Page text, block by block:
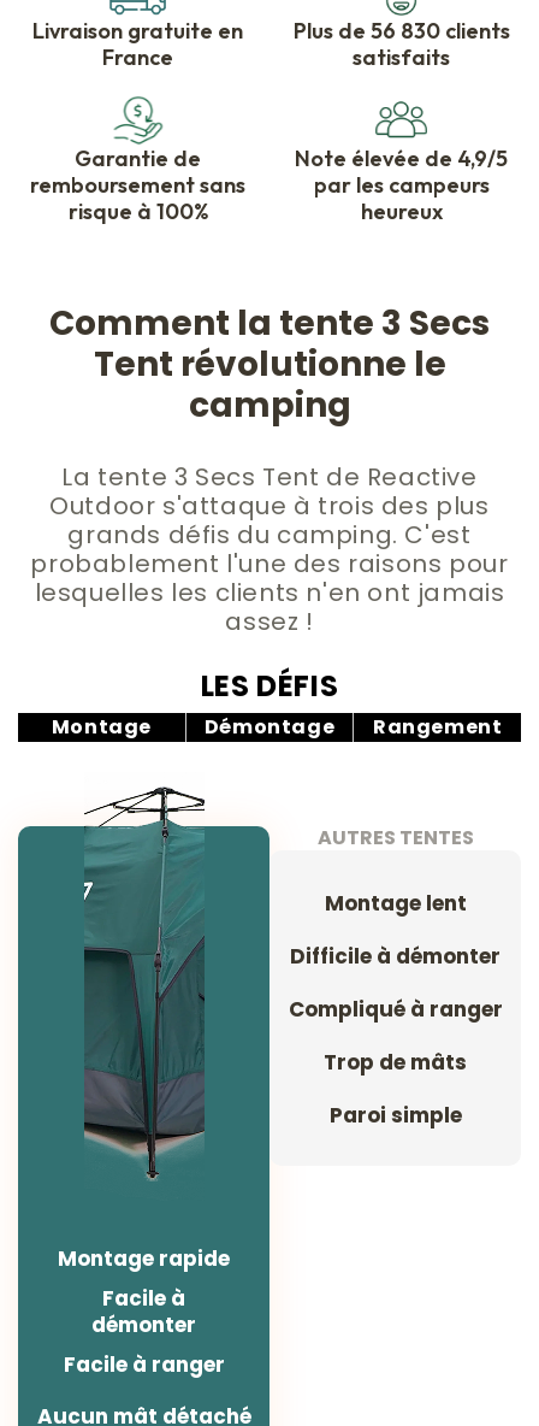
Livraison gratuite en
France
Plus de 56 830 clients
satisfaits
Garantie de
remboursement sans
risque à 100%
Note élevée de 4,9/5
par les campeurs
heureux
Comment la tente 3 Secs
Tent révolutionne le
camping
La tente 3 Secs Tent de Reactive
Outdoor s'attaque à trois des plus
grands défis du camping. C'est
probablement l'une des raisons pour
lesquelles les clients n'en ont jamais
assez !
LES DÉFIS
Montage Démontage Rangement
Montage rapide
Facile à
démonter
Facile à ranger
Aucun mât détaché
AUTRES TENTES
Montage lent
Difficile à démonter
Compliqué à ranger
Trop de mâts
Paroi simple